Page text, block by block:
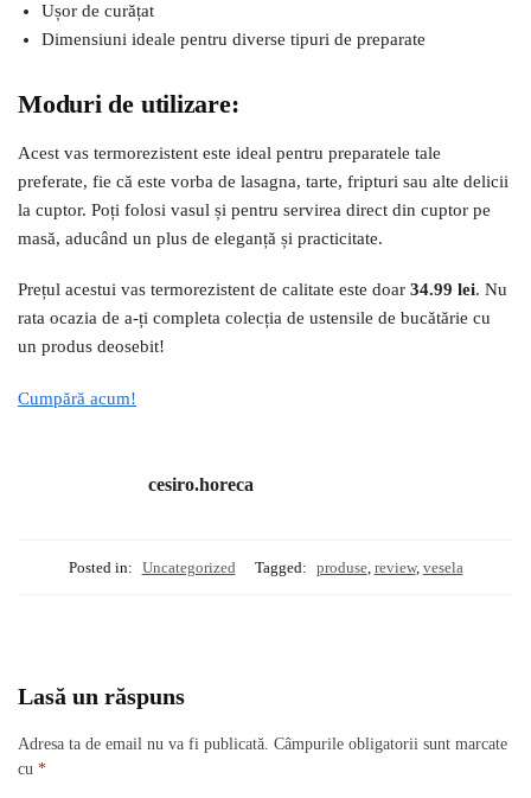
Ușor de curățat
Dimensiuni ideale pentru diverse tipuri de preparate
Moduri de utilizare:
Acest vas termorezistent este ideal pentru preparatele tale
preferate, fie că este vorba de lasagna, tarte, fripturi sau alte delicii
la cuptor. Poți folosi vasul și pentru servirea direct din cuptor pe
masă, aducând un plus de eleganță și practicitate.
Prețul acestui vas termorezistent de calitate este doar 34.99 lei. Nu
rata ocazia de a-ți completa colecția de ustensile de bucătărie cu
un produs deosebit!
Cumpără acum!
cesiro.horeca
Posted in: Uncategorized Tagged: produse, review, vesela
Lasă un răspuns
Adresa ta de email nu va fi publicată. Câmpurile obligatorii sunt marcate
cu *